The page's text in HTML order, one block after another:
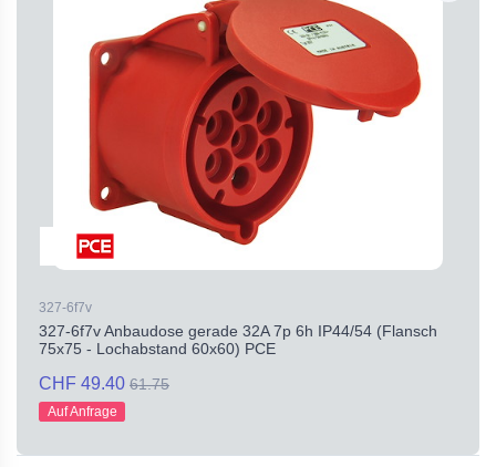
327-6f7v
327-6f7v Anbaudose gerade 32A 7p 6h IP44/54 (Flansch
75x75 - Lochabstand 60x60) PCE
CHF 49.40 61.75
Auf Anfrage